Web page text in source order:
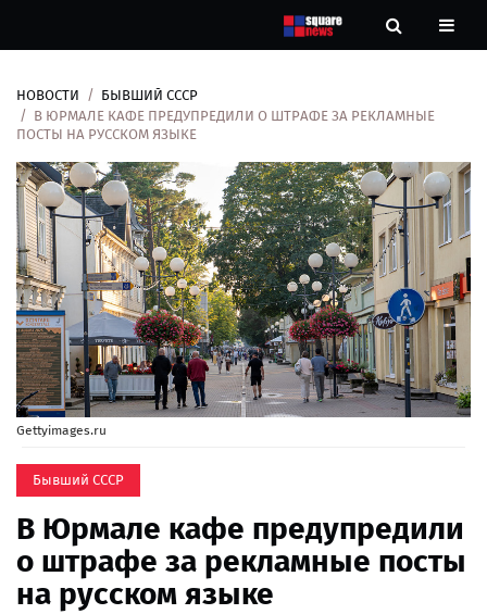
Новости
Рубрики
Контакты
О
нас
НОВОСТИ
БЫВШИЙ СССР
В ЮРМАЛЕ КАФЕ ПРЕДУПРЕДИЛИ О ШТРАФЕ ЗА РЕКЛАМНЫЕ
ПОСТЫ НА РУССКОМ ЯЗЫКЕ
Gettyimages.ru
Бывший СССР
В Юрмале кафе предупредили
о штрафе за рекламные посты
на русском языке